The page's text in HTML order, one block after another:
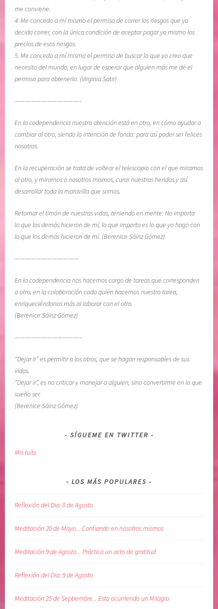
N
T
O
,
v
o
l
a
,
v
e
r
a
b
l
d
a
d
o
n
,
M
e
l
o
s
a
n
l
a
l
m
,
e
n
i
m
t
s
l
a
,
o
me conviene.
4. Me concedo a mí mismo el permiso de correr los riesgos que yo
decida correr, con la única condición de aceptar pagar yo mismo los
precios de esos riesgos.
5. Me concedo a mí mismo el permiso de buscar lo que yo creo que
necesito del mundo, en lugar de esperar que alguien más me dé el
permiso para obtenerlo. (Virginia Satir)
————————————–
En la codependencia nuestra atención está en otro, en cómo ayudar a
cambiar al otro, siendo la intención de fondo: para así poder ser felices
nosotros.
En la recuperación se trata de voltear el telescopio con el que miramos
al otro, y mirarnos a nosotros mismos, curar nuestras heridas y así
desarrollar toda la maravilla que somos.
Retomar el timón de nuestras vidas, teniendo en mente: No importa
lo que los demás hicieron de mí, lo que importa es lo que yo hago con
lo que los demás hicieron de mí. (Berenice Sáinz Gómez)
————————————
En la codependencia nos hacemos cargo de tareas que corresponden
a otro, en la colaboración cada quién hacemos nuestra tarea,
enriqueciéndonos más al laborar con el otro.
(Berenice Sáinz Gómez)
————————————–
“Dejar ir” es permitir a los otros, que se hagan responsables de sus
vidas.
”Dejar ir”, es no criticar y manejar a alguien, sino convertirme en lo que
sueño ser.
(Berenice Sáinz Gómez)
SÍGUEME EN TWITTER
Mis tuits
LOS MÁS POPULARES
Reflexión del Dia: 8 de Agosto
Meditación 20 de Mayo... Confiando en nosotros mismos
Meditación 9 de Agosto... Práctica un acto de gratitud
Reflexión del Dia: 9 de Agosto
Meditación 25 de Septiembre... Esta ocurriendo un Milagro